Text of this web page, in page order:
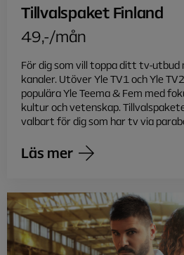
Tillvalspaket Finland
49,-/mån
För dig som vill toppa ditt tv-utbud
kanaler. Utöver Yle TV1 och Yle
populära Yle Teema & Fem med
kultur och vetenskap.
valbart för dig som har tv via
Läs mer